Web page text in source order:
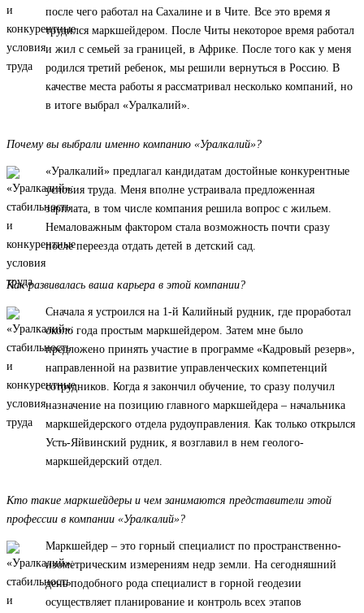
после чего работал на Сахалине и в Чите. Все это время я
трудился маркшейдером. После Читы некоторое время работал
и жил с семьей за границей, в Африке. После того как у меня
родился третий ребенок, мы решили вернуться в Россию. В
качестве места работы я рассматривал несколько компаний, но
в итоге выбрал «Уралкалий».
Почему вы выбрали именно компанию «Уралкалий»?
«Уралкалий» предлагал кандидатам достойные конкурентные
условия труда. Меня вполне устраивала предложенная
зарплата, в том числе компания решила вопрос с жильем.
Немаловажным фактором стала возможность почти сразу
после переезда отдать детей в детский сад.
Как развивалась ваша карьера в этой компании?
Сначала я устроился на 1-й Калийный рудник, где проработал
около года простым маркшейдером. Затем мне было
предложено принять участие в программе «Кадровый резерв»,
направленной на развитие управленческих компетенций
сотрудников. Когда я закончил обучение, то сразу получил
назначение на позицию главного маркшейдера – начальника
маркшейдерского отдела рудоуправления. Как только открылся
Усть-Яйвинский рудник, я возглавил в нем геолого-
маркшейдерский отдел.
Кто такие маркшейдеры и чем занимаются представители этой
профессии в компании «Уралкалий»?
Маркшейдер – это горный специалист по пространственно-
изометрическим измерениям недр земли. На сегодняшний
день подобного рода специалист в горной геодезии
осуществляет планирование и контроль всех этапов